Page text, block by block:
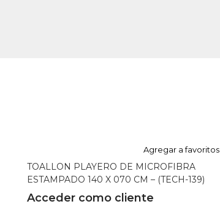
TOALLON PLAYERO DE MICROFIBRA
ESTAMPADO 140 X 070 CM – (TECH-139)
Acceder como cliente
Agregar a favoritos